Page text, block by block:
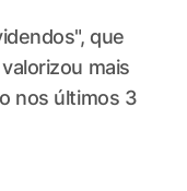
que
mais
nos últimos 3